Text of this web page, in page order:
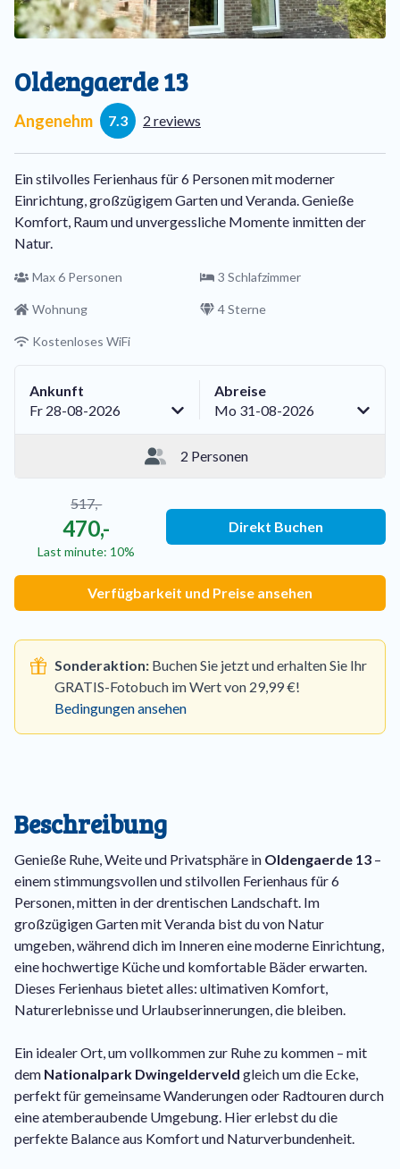
Oldengaerde 13
Angenehm 7.3 2 reviews
Ein stilvolles Ferienhaus für 6 Personen mit moderner
Einrichtung, großzügigem Garten und Veranda. Genieße
Komfort, Raum und unvergessliche Momente inmitten der
Natur.
Max 6 Personen 3 Schlafzimmer
Wohnung 4 Sterne
Kostenloses WiFi
Ankunft
Fr 28-08-2026
Abreise
Mo 31-08-2026
2 Personen
517,-
470,-
Last minute: 10%
Direkt Buchen
Verfügbarkeit und Preise ansehen
Sonderaktion: Buchen Sie jetzt und erhalten Sie Ihr
GRATIS-Fotobuch im Wert von 29,99 €!
Bedingungen ansehen
Beschreibung
Genieße Ruhe, Weite und Privatsphäre in Oldengaerde 13 –
einem stimmungsvollen und stilvollen Ferienhaus für 6
Personen, mitten in der drentischen Landschaft. Im
großzügigen Garten mit Veranda bist du von Natur
umgeben, während dich im Inneren eine moderne Einrichtung,
eine hochwertige Küche und komfortable Bäder erwarten.
Dieses Ferienhaus bietet alles: ultimativen Komfort,
Naturerlebnisse und Urlaubserinnerungen, die bleiben.
Ein idealer Ort, um vollkommen zur Ruhe zu kommen – mit
dem Nationalpark Dwingelderveld gleich um die Ecke,
perfekt für gemeinsame Wanderungen oder Radtouren durch
eine atemberaubende Umgebung. Hier erlebst du die
perfekte Balance aus Komfort und Naturverbundenheit.